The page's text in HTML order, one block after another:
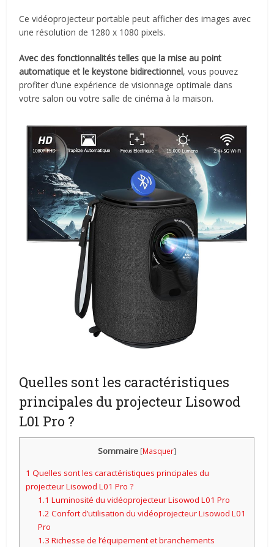
Ce vidéoprojecteur portable peut afficher des images avec
une résolution de 1280 x 1080 pixels.
Avec des fonctionnalités telles que la mise au point
automatique et le keystone bidirectionnel, vous pouvez
profiter d’une expérience de visionnage optimale dans
votre salon ou votre salle de cinéma à la maison.
Quelles sont les caractéristiques
principales du projecteur Lisowod
L01 Pro ?
Sommaire [Masquer]
1 Quelles sont les caractéristiques principales du
projecteur Lisowod L01 Pro ?
1.1 Luminosité du vidéoprojecteur Lisowod L01 Pro
1.2 Confort d’utilisation du vidéoprojecteur Lisowod L01
Pro
1.3 Richesse de l’équipement et branchements